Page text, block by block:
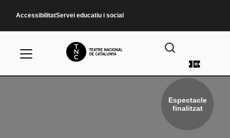
AccessibilitatServei educatiu i social
Menú
Espectacle
finalitzat